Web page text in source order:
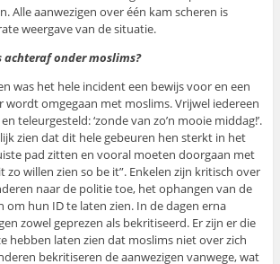
Alle aanwezigen over één kam scheren is
weergave van de situatie.
achteraf onder moslims?
was het hele incident een bewijs voor en een
wordt omgegaan met moslims. Vrijwel iedereen
teleurgesteld: ‘zonde van zo’n mooie middag!’.
zien dat dit hele gebeuren hen sterkt in het
pad zitten en vooral moeten doorgaan met
zo willen zien so be it”. Enkelen zijn kritisch over
naar de politie toe, het ophangen van de
om hun ID te laten zien. In de dagen erna
zowel geprezen als bekritiseerd. Er zijn er die
hebben laten zien dat moslims niet over zich
bekritiseren de aanwezigen vanwege, wat